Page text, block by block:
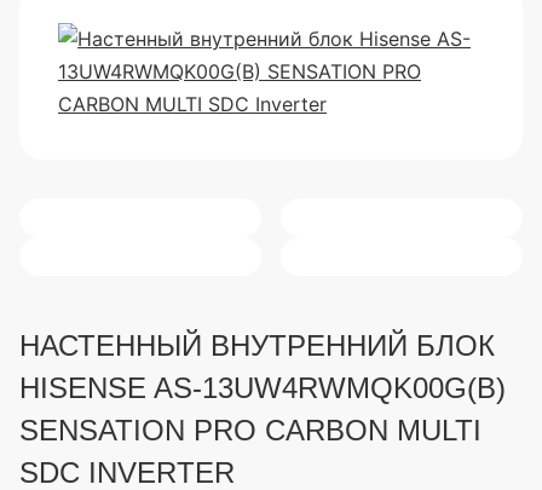
НАСТЕННЫЙ ВНУТРЕННИЙ БЛОК
HISENSE AS-13UW4RWMQK00G(B)
SENSATION PRO CARBON MULTI
SDC INVERTER